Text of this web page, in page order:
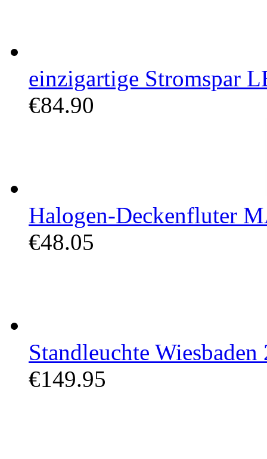
einzigartige Stromspar
€84.90
Halogen-Deckenfluter
€48.05
Standleuchte Wiesbaden
€149.95